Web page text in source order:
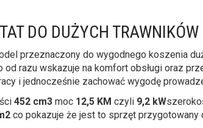
DO DUŻYCH TRAWNIKÓW
przeznaczony do wygodnego koszenia
razu wskazuje na komfort obsługi oraz
i jednocześnie zachować wygodę
452 cm3 moc 12,5 KM czyli 9,2 kW
co pokazuje że jest to sprzęt